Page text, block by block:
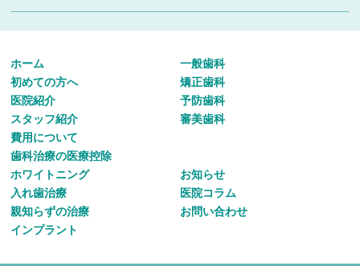
ホーム
初めての方へ
医院紹介
スタッフ紹介
費用について
歯科治療の医療控除
一般歯科
矯正歯科
予防歯科
審美歯科
ホワイトニング
入れ歯治療
親知らずの治療
インプラント
お知らせ
医院コラム
お問い合わせ